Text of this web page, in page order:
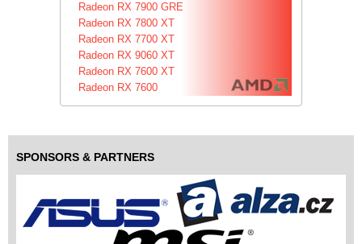
Radeon RX 7900 GRE
Radeon RX 7800 XT
Radeon RX 7700 XT
Radeon RX 9060 XT
Radeon RX 7600 XT
Radeon RX 7600
SPONSORS & PARTNERS